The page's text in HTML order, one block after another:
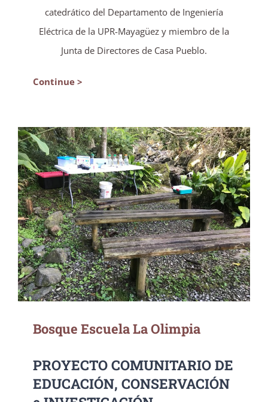
catedrático del Departamento de Ingeniería
Eléctrica de la UPR-Mayagüez y miembro de la
Junta de Directores de Casa Pueblo.
Continue >
Bosque Escuela La Olimpia
Bosque Escuela La Olimpia
PROYECTO COMUNITARIO DE
EDUCACIÓN, CONSERVACIÓN